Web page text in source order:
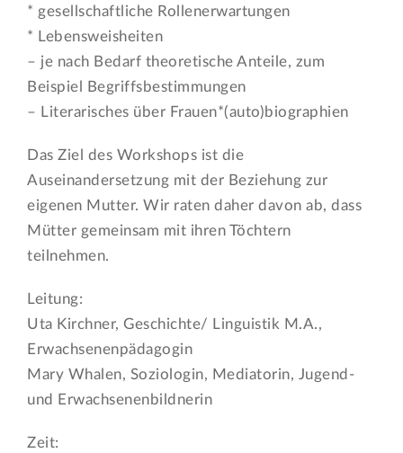
* gesellschaftliche Rollenerwartungen
* Lebensweisheiten
– je nach Bedarf theoretische Anteile, zum
Beispiel Begriffsbestimmungen
– Literarisches über Frauen*(auto)biographien
Das Ziel des Workshops ist die
Auseinandersetzung mit der Beziehung zur
eigenen Mutter. Wir raten daher davon ab, dass
Mütter gemeinsam mit ihren Töchtern
teilnehmen.
Leitung:
Uta Kirchner, Geschichte/ Linguistik M.A.,
Erwachsenenpädagogin
Mary Whalen, Soziologin, Mediatorin, Jugend-
und Erwachsenenbildnerin
Zeit: